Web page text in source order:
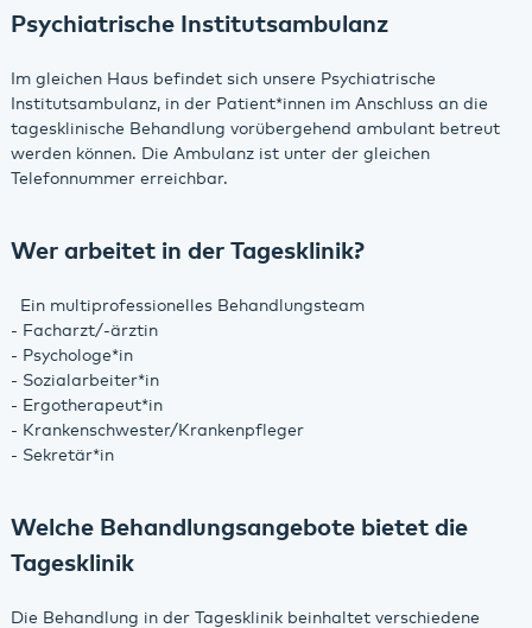
Psychiatrische Institutsambulanz
Im gleichen Haus befindet sich unsere Psychiatrische
Institutsambulanz, in der Patient*innen im Anschluss an die
tagesklinische Behandlung vorübergehend ambulant betreut
werden können. Die Ambulanz ist unter der gleichen
Telefonnummer erreichbar.
Wer arbeitet in der Tagesklinik?
Ein multiprofessionelles Behandlungsteam
- Facharzt/-ärztin
- Psychologe*in
- Sozialarbeiter*in
- Ergotherapeut*in
- Krankenschwester/Krankenpfleger
- Sekretär*in
Welche Behandlungsangebote bietet die
Tagesklinik
Die Behandlung in der Tagesklinik beinhaltet verschiedene